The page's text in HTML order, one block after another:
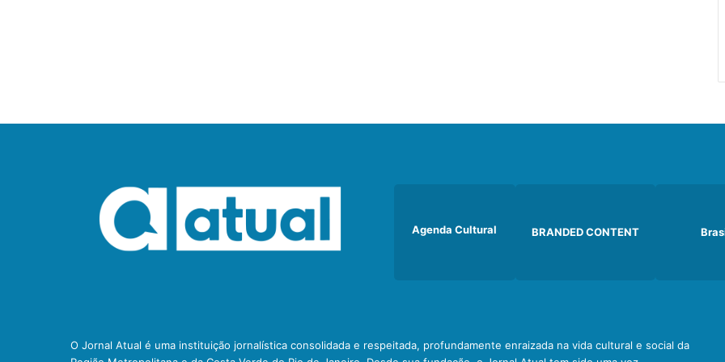
Agenda Cultural BRANDED CONTENT
O Jornal Atual é uma instituição jornalística consolidada e respeitada, profundamente enraizada na vida cultural e social da